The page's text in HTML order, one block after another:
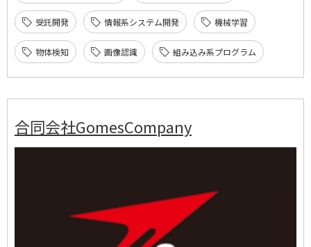
受託開発 情報系システム開発 機械学習
物体検知 画像認識 組み込み系プログラム
合同会社GomesCompany